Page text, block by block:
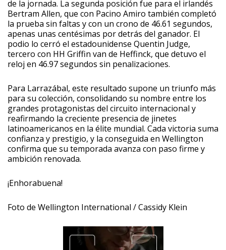
de la jornada. La segunda posición fue para el irlandés
Bertram Allen, que con Pacino Amiro también completó
la prueba sin faltas y con un crono de 46.61 segundos,
apenas unas centésimas por detrás del ganador. El
podio lo cerró el estadounidense Quentin Judge,
tercero con HH Griffin van de Heffinck, que detuvo el
reloj en 46.97 segundos sin penalizaciones.
Para Larrazábal, este resultado supone un triunfo más
para su colección, consolidando su nombre entre los
grandes protagonistas del circuito internacional y
reafirmando la creciente presencia de jinetes
latinoamericanos en la élite mundial. Cada victoria suma
confianza y prestigio, y la conseguida en Wellington
confirma que su temporada avanza con paso firme y
ambición renovada.
¡Enhorabuena!
Foto de Wellington International / Cassidy Klein